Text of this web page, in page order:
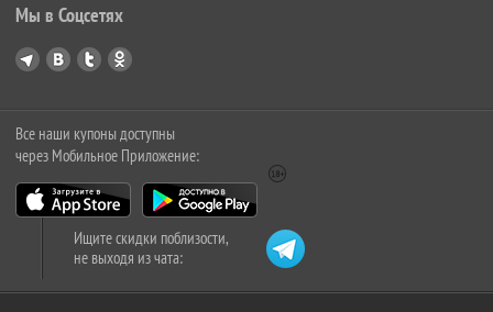
Мы в Соцсетях
Все наши купоны доступны
через Мобильное Приложение:
Ищите скидки поблизости,
не выходя из чата: